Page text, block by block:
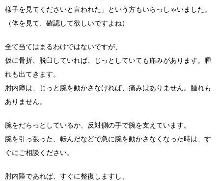
様子を見てくださいと言われた」という方もいらっしゃいました。
（体を見て、確認して欲しいですよね）
全て当てはまるわけではないですが、
仮に骨折、脱臼していれば、じっとしていても痛みがあります。腫
れも出てきます。
肘内障は、じっと腕を動かさなければ、痛みはありません。腫れも
ありません。
腕をだらっとしているか、反対側の手で腕を支えています。
腕を引っ張った、転んだなどで急に腕を動かさなくなった時は、す
ぐにご相談ください。
肘内障であれば、すぐに整復しますし、